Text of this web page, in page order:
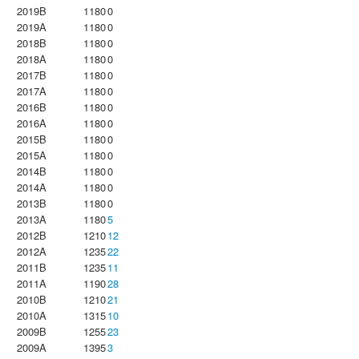
2019B
11800
2019A
11800
2018B
11800
2018A
11800
2017B
11800
2017A
11800
2016B
11800
2016A
11800
2015B
11800
2015A
11800
2014B
11800
2014A
11800
2013B
11800
2013A
11805
2012B
121012
2012A
123522
2011B
123511
2011A
119028
2010B
121021
2010A
131510
2009B
125523
2009A
13953